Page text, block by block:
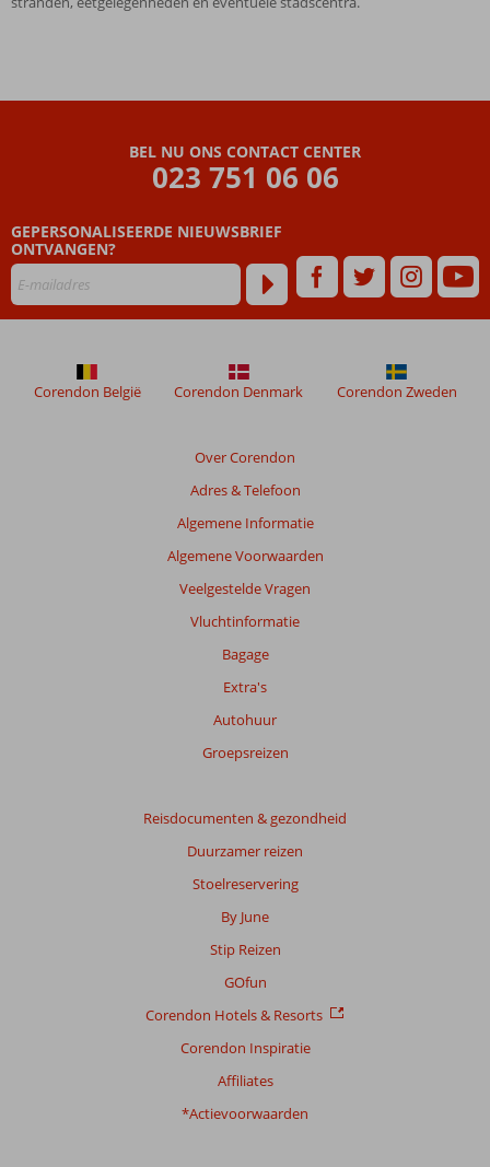
BEL NU ONS CONTACT CENTER
023 751 06 06
GEPERSONALISEERDE NIEUWSBRIEF
ONTVANGEN?
Over Corendon
Adres & Telefoon
Algemene Informatie
Algemene Voorwaarden
Veelgestelde Vragen
Vluchtinformatie
Bagage
Extra's
Autohuur
Groepsreizen
Reisdocumenten & gezondheid
Duurzamer reizen
Stoelreservering
By June
Stip Reizen
GOfun
Corendon Hotels & Resorts
Corendon Inspiratie
Affiliates
*Actievoorwaarden
Corendon België Corendon Denmark Corendon Zweden